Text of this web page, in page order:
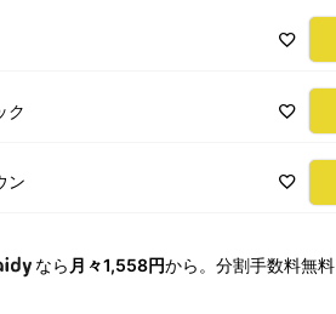
ク
ン
なら 月々1,558円から。分割手数料無料